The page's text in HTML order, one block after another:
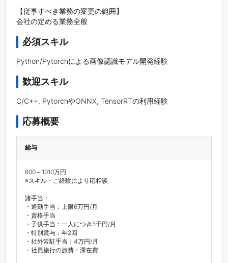
【従事すべき業務の変更の範囲】
必須スキル
Python/Pytorchによる画像認識モデル開発経験
歓迎スキル
C/C++, PytorchやONNX, TensorRTの利用経験
応募概要
給与
600～1010万円
※スキル・ご経験により応相談
諸手当：
・通勤手当：上限6万円/月
・資格手当
・子供手当：一人につき5千円/月
・特別賞与：年2回
・社外常駐手当：4万円/月
・社員旅行の旅費・滞在費